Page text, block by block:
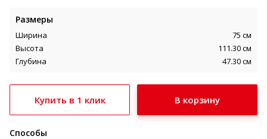
Размеры
Ширина
75 см
Высота
111.30 см
Глубина
47.30 см
Купить в 1 клик
Способы